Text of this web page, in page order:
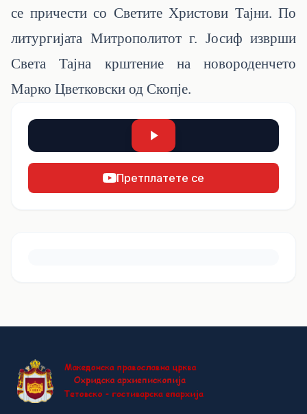
се причести со Светите Христови Тајни. По
литургијата Митрополитот г. Јосиф изврши
Света Тајна крштение на новороденчето
Марко Цветковски од Скопје.
Претплатете се